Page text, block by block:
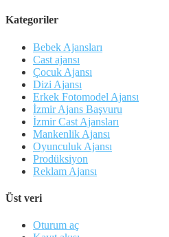
Kategoriler
Bebek Ajansları
Cast ajansı
Çocuk Ajansı
Dizi Ajansı
Erkek Fotomodel Ajansı
İzmir Ajans Başvuru
İzmir Cast Ajansları
Mankenlik Ajansı
Oyunculuk Ajansı
Prodüksiyon
Reklam Ajansı
Üst veri
Oturum aç